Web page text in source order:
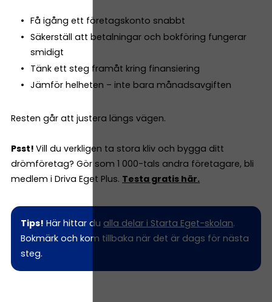
Få igång ett företagskonto snabbt
Säkerställ att betalningar och bokföring fungerar
smidigt
Tänk ett steg framåt kring finansiering
Jämför helheten – inte bara månadsavgiften
Resten går att justera längs vägen.
Psst! Vill du verkligen ta stora kliv och bygga ditt
drömföretag? Gör som 1 000-tals andra företagare, bli
medlem i Driva Eget Plus. Testa gratis här.
Tips! Här hittar du alla delar i Starta Eget-skolan.
Bokmärk och kom tillbaka när det är dags för nästa
steg.